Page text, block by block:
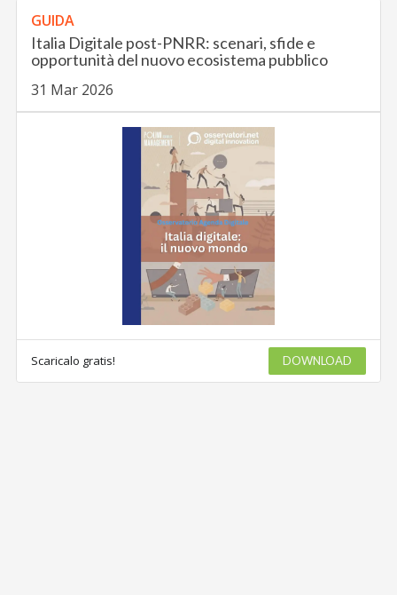
GUIDA
Italia Digitale post-PNRR: scenari, sfide e
opportunità del nuovo ecosistema pubblico
31 Mar 2026
Scaricalo gratis! DOWNLOAD